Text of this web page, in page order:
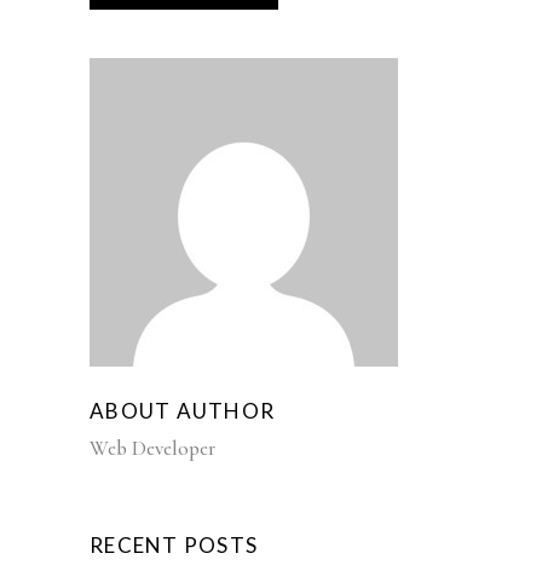
ABOUT AUTHOR
Web Developer
RECENT POSTS